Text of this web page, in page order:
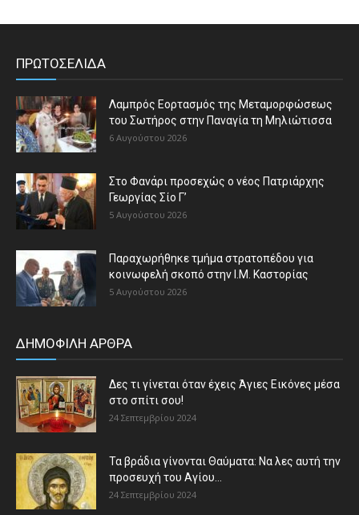
ΠΡΩΤΟΣΕΛΙΔΑ
Λαμπρός Εορτασμός της Μεταμορφώσεως
του Σωτήρος στην Παναγία τη Μηλιώτισσα
6 Αυγούστου 2026
Στο Φανάρι προσεχώς ο νέος Πατριάρχης
Γεωργίας Σίο Γ’
5 Αυγούστου 2026
Παραχωρήθηκε τμήμα στρατοπέδου για
κοινωφελή σκοπό στην Ι.Μ. Καστορίας
5 Αυγούστου 2026
ΔΗΜΟΦΙΛΗ ΑΡΘΡΑ
Δες τι γίνεται όταν έχεις Άγιες Εικόνες μέσα
στο σπίτι σου!
24 Σεπτεμβρίου 2024
Τα βράδια γίνονται Θαύματα: Να λες αυτή την
προσευχή του Αγίου...
24 Σεπτεμβρίου 2024